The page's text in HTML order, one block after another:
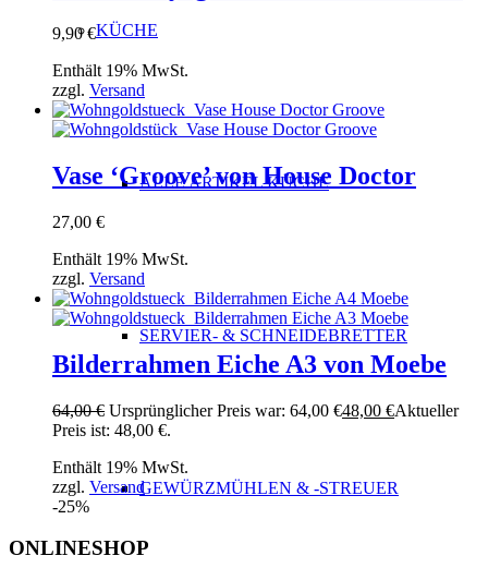
KÜCHE
ALLE ARTIKEL KÜCHE
SERVIER- & SCHNEIDEBRETTER
GEWÜRZMÜHLEN & -STREUER
9,90€
Enthält 19% MwSt.
zzgl. Versand
Vase ‘Groove’ von House Doctor
27,00 €
Enthält 19% MwSt.
zzgl. Versand
Bilderrahmen Eiche A3 von Moebe
64,00€ Ursprünglicher Preis war: 64,00 €48,00 €Aktueller
Preis ist: 48,00 €.
Enthält 19% MwSt.
zzgl. Versand
-25%
ONLINESHOP